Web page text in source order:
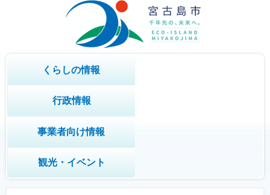
くらしの情報
行政情報
事業者向け情報
観光・イベント